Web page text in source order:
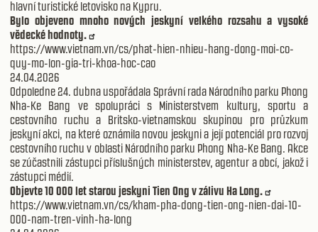
hlavní turistické letovisko na Kypru.
Bylo objeveno mnoho nových jeskyní velkého rozsahu a vysoké
vědecké hodnoty.
https://www.vietnam.vn/cs/phat-hien-nhieu-hang-dong-moi-co-
quy-mo-lon-gia-tri-khoa-hoc-cao
24.04.2026
Odpoledne 24. dubna uspořádala Správní rada Národního parku Phong
Nha-Ke Bang ve spolupráci s Ministerstvem kultury, sportu a
cestovního ruchu a Britsko-vietnamskou skupinou pro průzkum
jeskyní akci, na které oznámila novou jeskyni a její potenciál pro rozvoj
cestovního ruchu v oblasti Národního parku Phong Nha-Ke Bang. Akce
se zúčastnili zástupci příslušných ministerstev, agentur a obcí, jakož i
zástupci médií.
Objevte 10 000 let starou jeskyni Tien Ong v zálivu Ha Long.
https://www.vietnam.vn/cs/kham-pha-dong-tien-ong-nien-dai-10-
000-nam-tren-vinh-ha-long